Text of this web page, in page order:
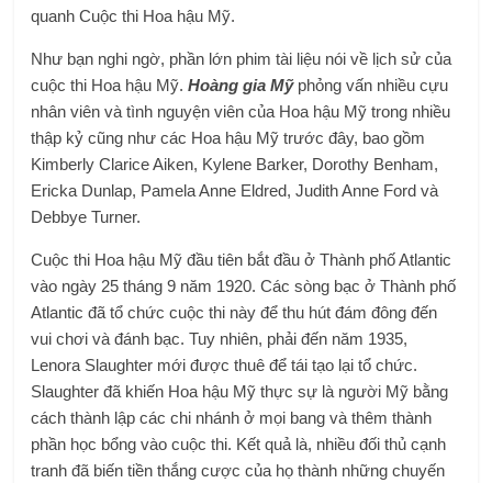
quanh Cuộc thi Hoa hậu Mỹ.
Như bạn nghi ngờ, phần lớn phim tài liệu nói về lịch sử của
cuộc thi Hoa hậu Mỹ.Hoàng gia Mỹphỏng vấn nhiều cựu
nhân viên và tình nguyện viên của Hoa hậu Mỹ trong nhiều
thập kỷ cũng như các Hoa hậu Mỹ trước đây, bao gồm
Kimberly Clarice Aiken, Kylene Barker, Dorothy Benham,
Ericka Dunlap, Pamela Anne Eldred, Judith Anne Ford và
Debbye Turner.
Cuộc thi Hoa hậu Mỹ đầu tiên bắt đầu ở Thành phố Atlantic
vào ngày 25 tháng 9 năm 1920. Các sòng bạc ở Thành phố
Atlantic đã tổ chức cuộc thi này để thu hút đám đông đến
vui chơi và đánh bạc. Tuy nhiên, phải đến năm 1935,
Lenora Slaughter mới được thuê để tái tạo lại tổ chức.
Slaughter đã khiến Hoa hậu Mỹ thực sự là người Mỹ bằng
cách thành lập các chi nhánh ở mọi bang và thêm thành
phần học bổng vào cuộc thi. Kết quả là, nhiều đối thủ cạnh
tranh đã biến tiền thắng cược của họ thành những chuyến